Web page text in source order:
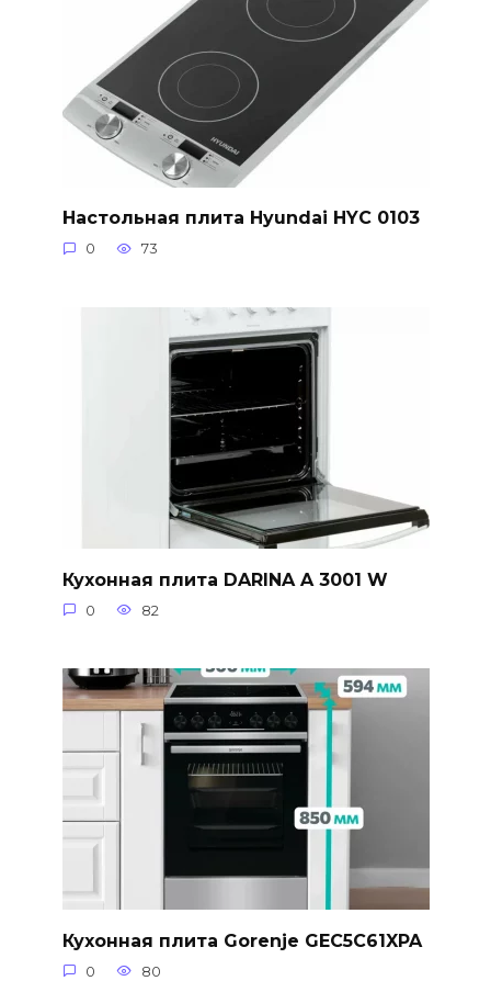
Настольная плита Hyundai HYC 0103
0 73
Кухонная плита DARINA A 3001 W
0 82
Кухонная плита Gorenje GEC5C61XPA
0 80